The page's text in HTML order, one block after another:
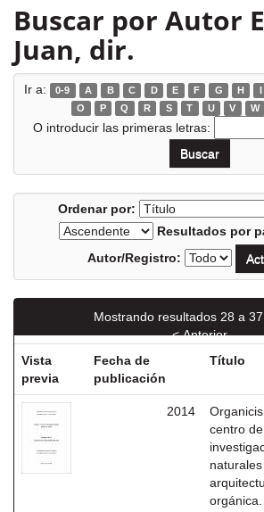
Buscar por Autor
Juan, dir.
Ir a: 0-9 A B C D E F G H I
O
P Q R S T U V W
O introducir las primeras letras:
Ordenar por:
Resultados por
Autor/Registro:
Mostrando resultados 28 a
< Anterior
Vista
previa
Fecha de
publicación
Título
2014
centro de
naturales
orgánica.